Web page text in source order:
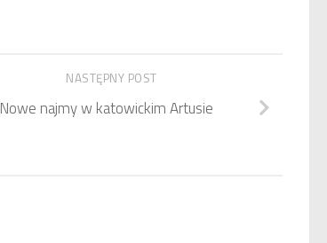
NASTĘPNY POST
Nowe najmy w katowickim Artusie